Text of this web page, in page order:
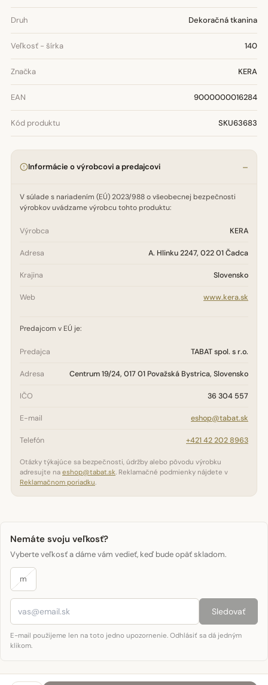
Druh Dekoračná tkanina
Veľkosť - šírka 140
Značka KERA
EAN 9000000016284
Kód produktu SKU63683
Informácie o výrobcovi a predajcovi
V súlade s nariadením (EÚ) 2023/988 o všeobecnej bezpečnosti
výrobkov uvádzame výrobcu tohto produktu:
Výrobca KERA
Adresa A. Hlinku 2247, 022 01 Čadca
Krajina Slovensko
Web www.kera.sk
Predajcom v EÚ je:
Predajca TABAT spol. s r.o.
Adresa Centrum 19/24, 017 01 Považská Bystrica, Slovensko
IČO 36 304 557
E-mail eshop@tabat.sk
Telefón +421 42 202 8963
Otázky týkajúce sa bezpečnosti, údržby alebo pôvodu výrobku
adresujte na eshop@tabat.sk. Reklamačné podmienky nájdete v
Reklamačnom poriadku.
Nemáte svoju veľkosť?
Vyberte veľkosť a dáme vám vedieť, keď bude opäť skladom.
m
Sledovať
E-mail použijeme len na toto jedno upozornenie. Odhlásiť sa dá jedným
klikom.